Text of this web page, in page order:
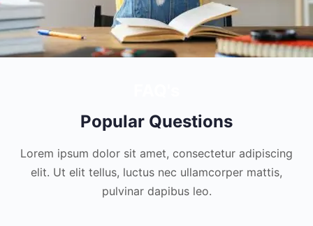
Popular Questions
Lorem ipsum dolor sit amet, consectetur adipiscing
elit. Ut elit tellus, luctus nec ullamcorper mattis,
pulvinar dapibus leo.